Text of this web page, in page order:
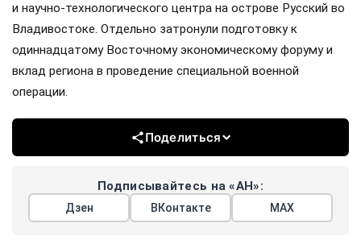
и научно-технологического центра на острове Русский во
Владивостоке. Отдельно затронули подготовку к
одиннадцатому Восточному экономическому форуму и
вклад региона в проведение специальной военной
операции.
Поделиться
Подписывайтесь на «АН»:
Дзен ВКонтакте МАХ